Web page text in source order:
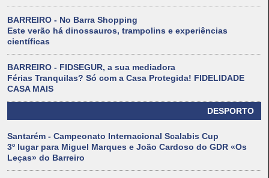
BARREIRO - No Barra Shopping
Este verão há dinossauros, trampolins e experiências
científicas
BARREIRO - FIDSEGUR, a sua mediadora
Férias Tranquilas? Só com a Casa Protegida! FIDELIDADE
CASA MAIS
DESPORTO
Santarém - Campeonato Internacional Scalabis Cup
3º lugar para Miguel Marques e João Cardoso do GDR «Os
Leças» do Barreiro